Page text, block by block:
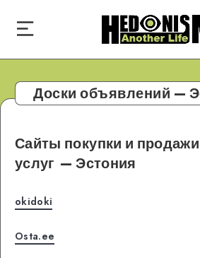
Доски объявлений —
Сайты покупки и
услуг — Эстония
okidoki
Osta.ee